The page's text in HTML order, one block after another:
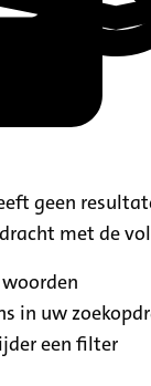
geen
met de
in uw
een filter